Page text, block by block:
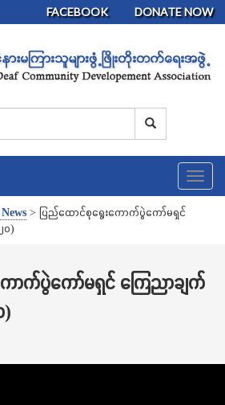
FACEBOOK DONATE NOW
T
o
n
a
> ပြည်ထောင်စုရွေးကောက်ပွဲကော်မရှင်
၀)
ောက်ပွဲကော်မရှင် ကြေညာချက်